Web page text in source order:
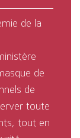
de la
de
de
toute
tout en